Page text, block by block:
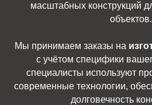
масштабных конструкций
объектов.
Мы принимаем заказы на
с учётом специфики
специалисты используют
современные технологии,
долговечность